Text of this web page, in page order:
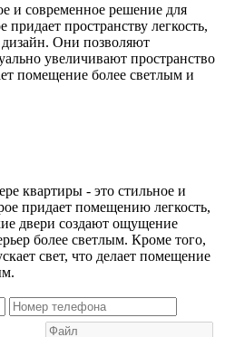
и современное решение для
придает пространству легкость,
Они позволяют
увеличивают пространство
помещение более светлым и
квартиры - это стильное и
придает помещению легкость,
двери создают ощущение
более светлым. Кроме того,
свет, что делает помещение